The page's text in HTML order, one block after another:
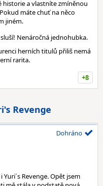
historie a vlastníte zmíněnou
máte chuť na něco
jiném.
Nenáročná jednohubka.
herních titulů přiliš nemá
rarita.
+8
Revenge
Dohráno
Revenge. Opět jsem